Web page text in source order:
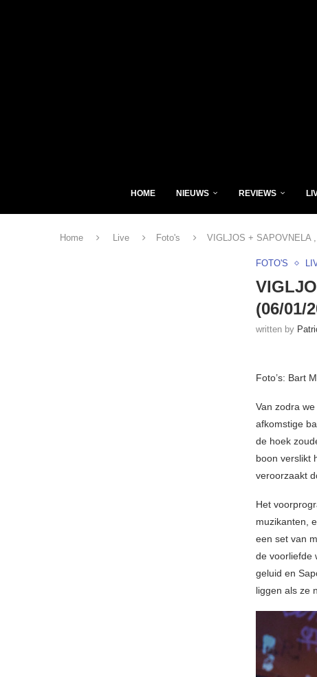
HOME NIEUWS REVIEWS
Home Live Foto's VIGLJOS + SAPOVNELA
FOTO'S
(06/01/
written by
Foto’s: Bart
Van zodra
afkomstige
de hoek
boon verslikt
veroorzaakt
Het
muzikanten,
een set van
de voorliefde
geluid en
liggen als ze